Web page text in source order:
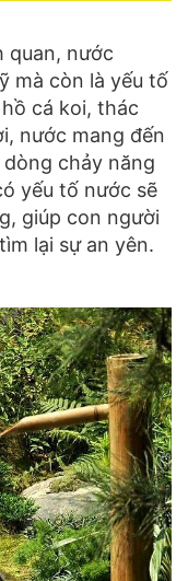
quan, nước
mà còn là yếu tố
cá koi, thác
nước mang đến
chảy năng
yếu tố nước sẽ
giúp con người
lại sự an yên.